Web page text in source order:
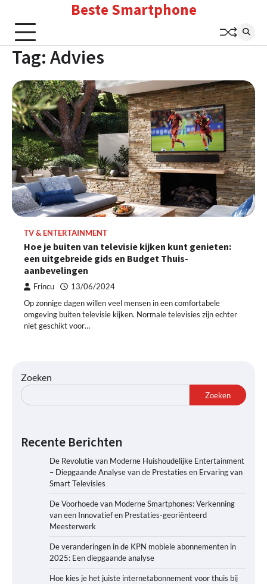
content
Beste Smartphone
Tag: Advies
TV & ENTERTAINMENT
Hoe je buiten van televisie kijken kunt genieten:
een uitgebreide gids en Budget Thuis-
aanbevelingen
Frincu 13/06/2024
Op zonnige dagen willen veel mensen in een comfortabele
omgeving buiten televisie kijken. Normale televisies zijn echter
niet geschikt voor…
Zoeken
Zoeken
Recente Berichten
De Revolutie van Moderne Huishoudelijke Entertainment
– Diepgaande Analyse van de Prestaties en Ervaring van
Smart Televisies
De Voorhoede van Moderne Smartphones: Verkenning
van een Innovatief en Prestaties-georiënteerd
Meesterwerk
De veranderingen in de KPN mobiele abonnementen in
2025: Een diepgaande analyse
Hoe kies je het juiste internetabonnement voor thuis bij